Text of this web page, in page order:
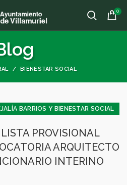
0
BIENESTAR SOCIAL
BARRIOS Y BIENESTAR SOCIAL
Y PARTICIPACIÓN ,GENERAL
- INFANCIA
PROVISIONAL
ARQUITECTO
INTERINO